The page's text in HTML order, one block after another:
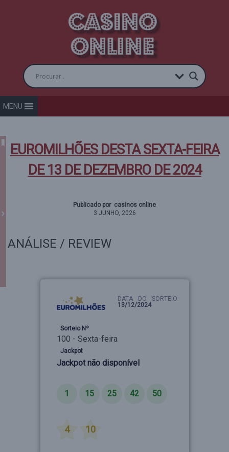
MENU
EUROMILHÕES DESTA SEXTA-FEIRA
DE 13 DE DEZEMBRO DE 2024
Publicado por casinos online
3 JUNHO, 2026
ANÁLISE / REVIEW
DATA DO SORTEIO:
13/12/2024
Sorteio Nº
100 - Sexta-feira
Jackpot
Jackpot não disponível
1 15 25 42 50
4 10